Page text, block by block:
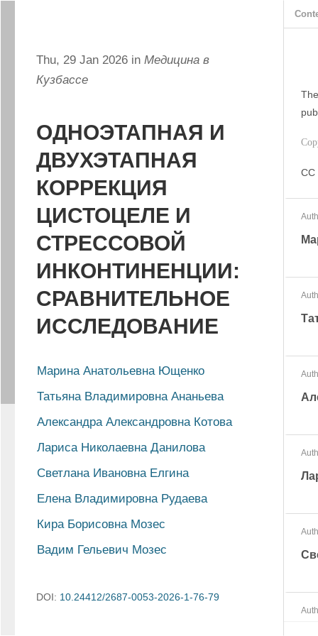
Thu, 29 Jan 2026 in Медицина в
Кузбассе
ОДНОЭТАПНАЯ И
ДВУХЭТАПНАЯ
КОРРЕКЦИЯ
ЦИСТОЦЕЛЕ И
СТРЕССОВОЙ
ИНКОНТИНЕНЦИИ:
СРАВНИТЕЛЬНОЕ
ИССЛЕДОВАНИЕ
Марина Анатольевна Ющенко
Татьяна Владимировна Ананьева
Александра Александровна Котова
Лариса Николаевна Данилова
Светлана Ивановна Елгина
Елена Владимировна Рудаева
Кира Борисовна Мозес
Вадим Гельевич Мозес
DOI: 10.24412/2687-0053-2026-1-76-79
CC